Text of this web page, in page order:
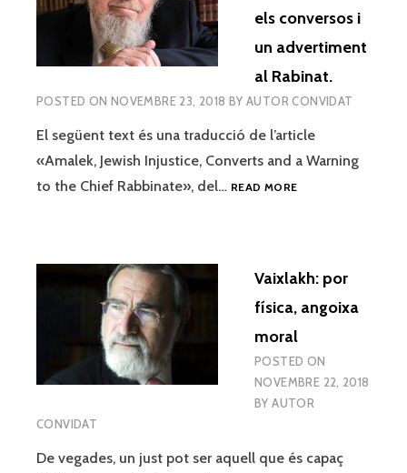
els conversos i
un advertiment
al Rabinat.
POSTED ON NOVEMBRE 23, 2018 BYAUTOR CONVIDAT
El següent text és una traducció de l’article
«Amalek, Jewish Injustice, Converts and a Warning
to the Chief Rabbinate», del… READ MOREAMALEC,
CONVERSOS
UN
ADVERTIMENT
AL
Vaixlakh: por
física, angoixa
moral
POSTED ON
NOVEMBRE 22, 2018
BYAUTOR
CONVIDAT
De vegades, un just pot ser aquell que és capaç